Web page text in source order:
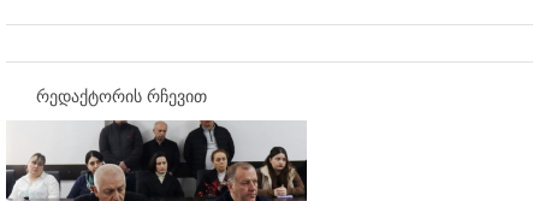
რედაქტორის რჩევით